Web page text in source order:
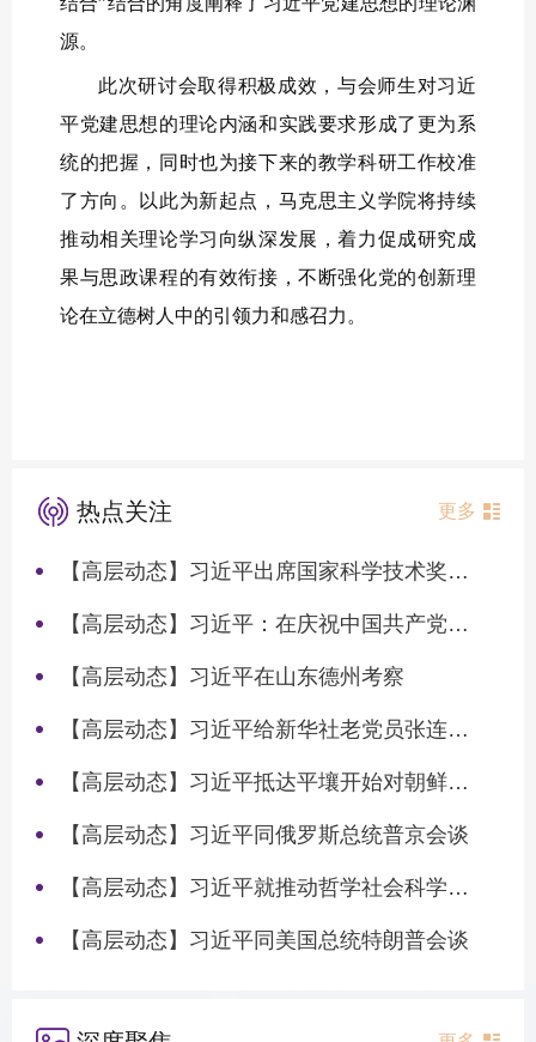
源。
此次研讨会取得积极成效，与会师生对习近
平党建思想的理论内涵和实践要求形成了更为系
统的把握，同时也为接下来的教学科研工作校准
了方向。以此为新起点，马克思主义学院将持续
推动相关理论学习向纵深发展，着力促成研究成
果与思政课程的有效衔接，不断强化党的创新理
论在立德树人中的引领力和感召力。
热点关注 更多
【高层动态】习近平出席国家科学技术奖励大会两院院士大会中国科协第十一次全国代表大会并发表重要讲话
【高层动态】习近平：在庆祝中国共产党成立105周年大会上的讲话
【高层动态】习近平在山东德州考察
【高层动态】习近平给新华社老党员张连生回信强调 传承红色基因 在新征程上书写优异答卷
【高层动态】习近平抵达平壤开始对朝鲜进行国事访问
【高层动态】习近平同俄罗斯总统普京会谈
【高层动态】习近平就推动哲学社会科学高质量发展作出重要指示
【高层动态】习近平同美国总统特朗普会谈